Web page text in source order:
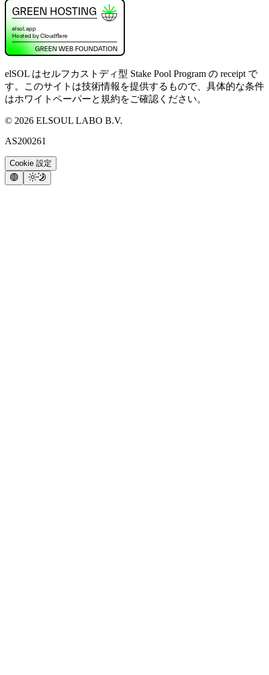
elSOL はセルフカストディ型 Stake Pool Program の receipt で
す。このサイトは技術情報を提供するもので、具体的な条件
はホワイトペーパーと規約をご確認ください。
© 2026 ELSOUL LABO B.V.
AS200261
Cookie 設定